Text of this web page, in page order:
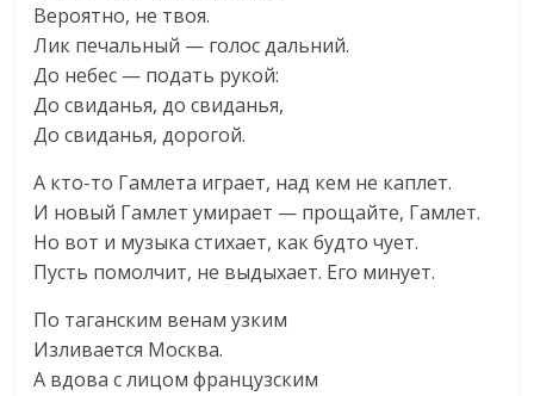
Вероятно, не твоя.
Лик печальный — голос дальний.
До небес — подать рукой:
До свиданья, до свиданья,
До свиданья, дорогой.
А кто-то Гамлета играет, над кем не каплет.
И новый Гамлет умирает — прощайте, Гамлет.
Но вот и музыка стихает, как будто чует.
Пусть помолчит, не выдыхает. Его минует.
По таганским венам узким
Изливается Москва.
А вдова с лицом французским